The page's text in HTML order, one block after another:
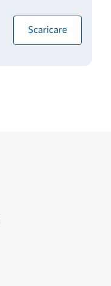
Scaricare